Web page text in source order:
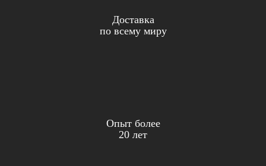
Доставка
по всему миру
Опыт более
20 лет